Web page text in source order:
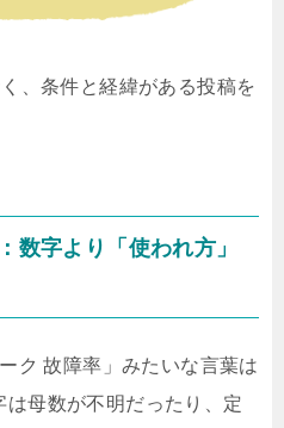
、 条件と経緯がある投稿を
数字より「使われ方」
ク 故障率」みたいな言葉は
母数が不明だったり、定